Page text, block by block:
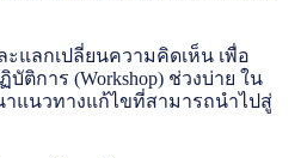
แลกเปลี่ยนความคิดเห็น เพื่อ
ติการ (Workshop) ช่วงบ่าย ใน
แนวทางแก้ไขที่สามารถนำไปสู่